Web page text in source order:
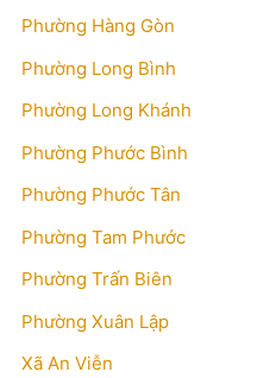
Phường Hàng Gòn
Phường Long Bình
Phường Long Khánh
Phường Phước Bình
Phường Phước Tân
Phường Tam Phước
Phường Trấn Biên
Phường Xuân Lập
Xã An Viễn